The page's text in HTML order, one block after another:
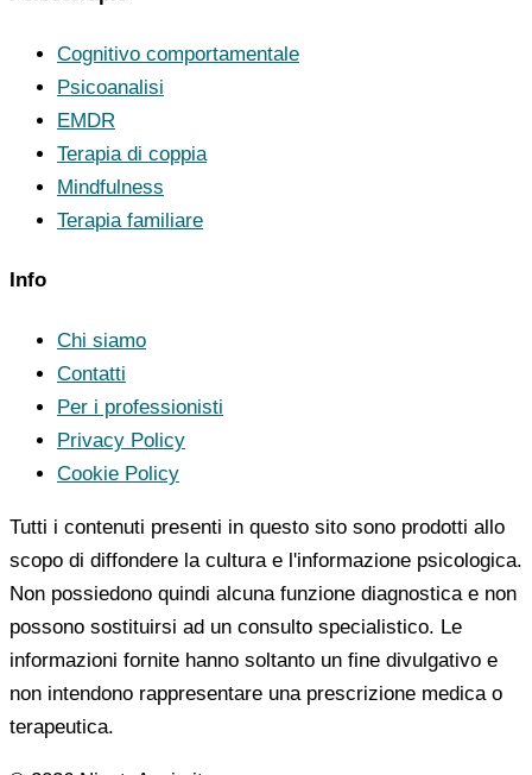
Cognitivo comportamentale
Psicoanalisi
EMDR
Terapia di coppia
Mindfulness
Terapia familiare
Info
Chi siamo
Contatti
Per i professionisti
Privacy Policy
Cookie Policy
Tutti i contenuti presenti in questo sito sono prodotti allo
scopo di diffondere la cultura e l'informazione psicologica.
Non possiedono quindi alcuna funzione diagnostica e non
possono sostituirsi ad un consulto specialistico. Le
informazioni fornite hanno soltanto un fine divulgativo e
non intendono rappresentare una prescrizione medica o
terapeutica.